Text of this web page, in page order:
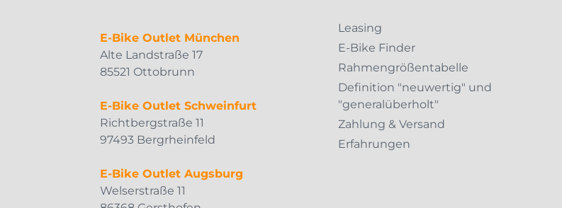
E-Bike Outlet München
Alte Landstraße 17
85521 Ottobrunn
E-Bike Outlet Schweinfurt
Richtbergstraße 11
97493 Bergrheinfeld
E-Bike Outlet Augsburg
Welserstraße 11
Leasing
E-Bike Finder
Rahmengrößentabelle
Definition "neuwertig" und
"generalüberholt"
Zahlung & Versand
Erfahrungen